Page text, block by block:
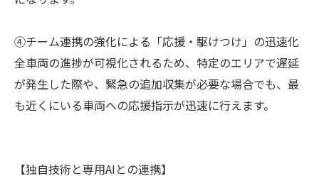
④チーム連携の強化による「応援・駆けつけ」の迅速化
全車両の進捗が可視化されるため、特定のエリアで遅延
が発生した際や、緊急の追加収集が必要な場合でも、最
も近くにいる車両への応援指示が迅速に行えます。
【独自技術と専用AIとの連携】